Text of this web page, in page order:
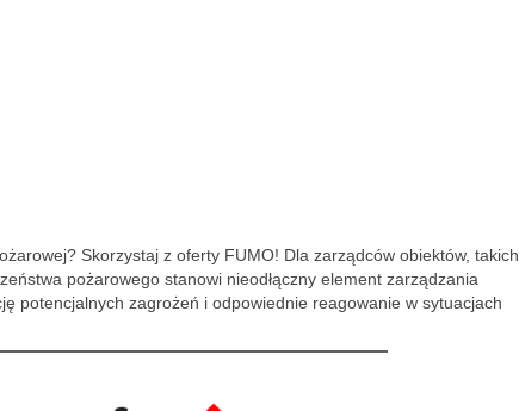
Skorzystaj z oferty FUMO! Dla zarządców obiektów, takich
pożarowego stanowi nieodłączny element zarządzania
potencjalnych zagrożeń i odpowiednie reagowanie w sytuacjach